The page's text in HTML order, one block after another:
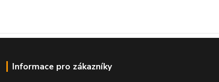
Informace pro zákazníky